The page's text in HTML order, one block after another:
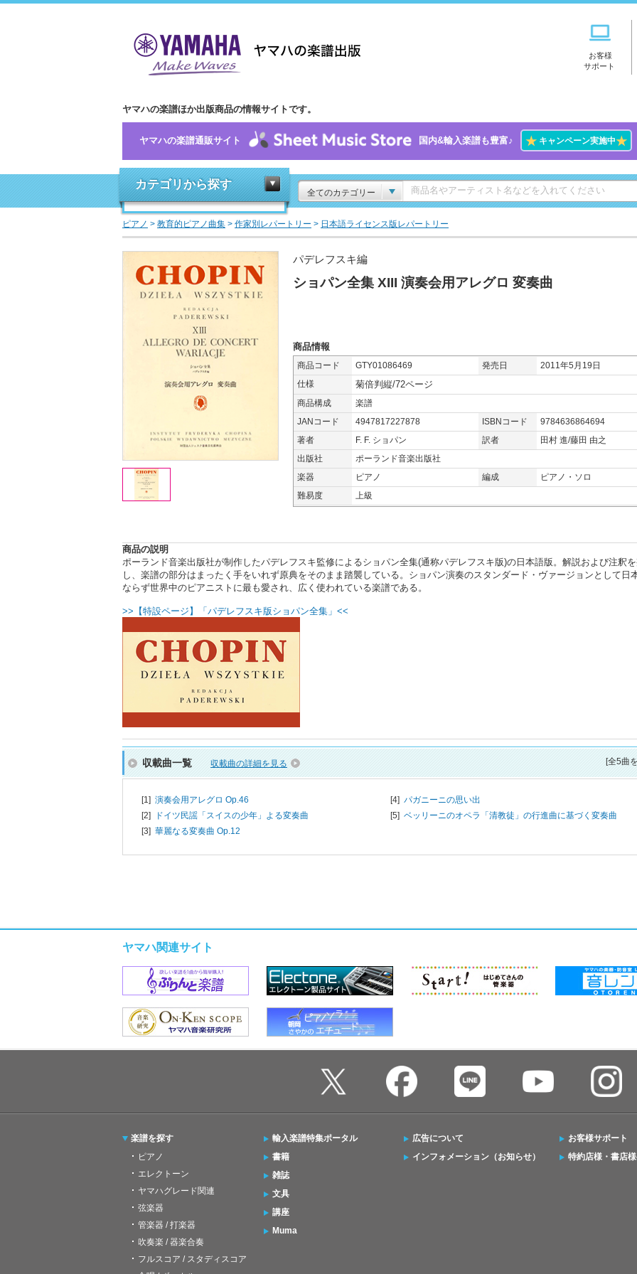
お客様
サポート
ヤマハの楽譜ほか出版商品の情報サイトです。
ヤマハの楽譜通販サイト 国内&輸入楽譜も豊富♪ ★キャンペーン実施中★
カテゴリから探す
全てのカテゴリー
ピアノ > 教育的ピアノ曲集 > 作家別レパートリー > 日本語ライセンス版レパートリー
パデレフスキ編
ショパン全集 XIII 演奏会用アレグロ 変奏曲
商品情報
商品コード GTY01086469 発売日
2011年5月19日
仕様
菊倍判縦/72ページ
商品構成
楽譜
JANコード
4947817227878 ISBNコード
9784636864694
著者
F. F. ショパン 訳者
田村 進/藤田 由之
出版社
ポーランド音楽出版社
楽器
ピアノ 編成
ピアノ・ソロ
難易度
上級
商品の説明
ポーランド音楽出版社が制作したパデレフスキ監修によるショパン全集(通称パデレフスキ版)の日本語版。解説および注釈
し、楽譜の部分はまったく手をいれず原典をそのまま踏襲している。ショパン演奏のスタンダード・ヴァージョンとして日
ならず世界中のピアニストに最も愛され、広く使われている楽譜である。
>>【特設ページ】「パデレフスキ版ショパン全集」<<
収載曲一覧 収載曲の詳細を見る [全5曲
[1] 演奏会用アレグロ Op.46
[2]
ドイツ民謡「スイスの少年」よる変奏曲
[3] 華麗なる変奏曲 Op.12
[4] パガニーニの思い出
[5] ベッリーニのオペラ「清教徒」の行進曲に基づく変奏曲
ヤマハ関連サイト
楽譜を探す
ピアノ
エレクトーン
ヤマハグレード関連
弦楽器
管楽器 / 打楽器
吹奏楽 / 器楽合奏
フルスコア / スタディスコア
輸入楽譜特集ポータル
書籍
雑誌
文具
講座
Muma
広告について
インフォメーション（お知らせ）
お客様サポート
特約店様・書店